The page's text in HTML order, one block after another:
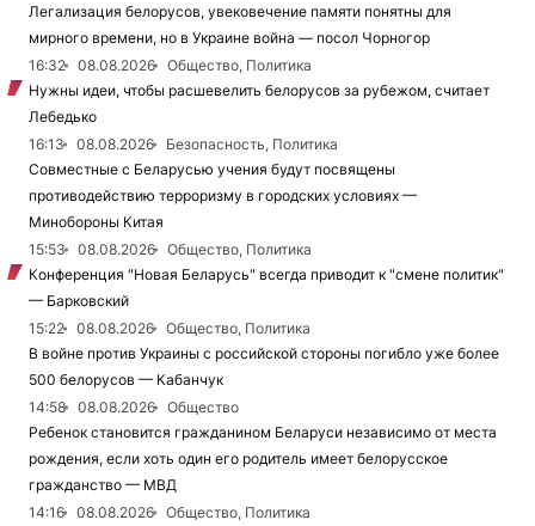
Легализация белорусов, увековечение памяти понятны для
мирного времени, но в Украине война — посол Чорногор
16:32
08.08.2026
Общество, Политика
Нужны идеи, чтобы расшевелить белорусов за рубежом, считает
Лебедько
16:13
08.08.2026
Безопасность, Политика
Совместные с Беларусью учения будут посвящены
противодействию терроризму в городских условиях —
Минобороны Китая
15:53
08.08.2026
Общество, Политика
Конференция "Новая Беларусь" всегда приводит к "смене политик"
— Барковский
15:22
08.08.2026
Общество, Политика
В войне против Украины с российской стороны погибло уже более
500 белорусов — Кабанчук
14:58
08.08.2026
Общество
Ребенок становится гражданином Беларуси независимо от места
рождения, если хоть один его родитель имеет белорусское
гражданство — МВД
14:16
08.08.2026
Общество, Политика